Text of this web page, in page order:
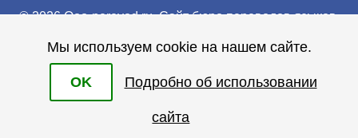
© 2026 Ooo-perevod.ru.Сайт бюро переводов языков.
Условия
Мы используем cookie на нашем сайте.
OK Подробно об использовании
сайта